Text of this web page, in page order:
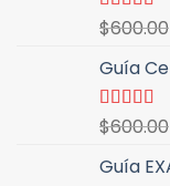
Valorado
con
5
$600.00
Guía
Valorado
con
5
$600.00
Guía